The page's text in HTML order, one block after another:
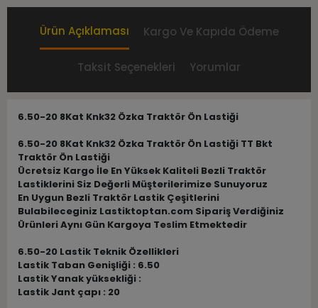
Ürün Açıklaması Kargo Ve Kapıda Ödeme
Taksit Seçenekleri Yorumlar
6.50-20 8Kat Knk32 Özka Traktör Ön Lastiği
6.50-20 8Kat Knk32 Özka Traktör Ön Lastiği TT Bkt
Traktör Ön Lastiği
Ücretsiz Kargo İle En Yüksek Kaliteli Bezli Traktör
Lastiklerini Siz Değerli Müşterilerimize Sunuyoruz
En Uygun Bezli Traktör Lastik Çeşitlerini
Bulabileceginiz Lastiktoptan.com Sipariş Verdiğiniz
Ürünleri Aynı Gün Kargoya Teslim Etmektedir
6.50-20 Lastik Teknik Özellikleri
Lastik Taban Genişliği : 6.50
Lastik Yanak yüksekliği :
Lastik Jant çapı : 20